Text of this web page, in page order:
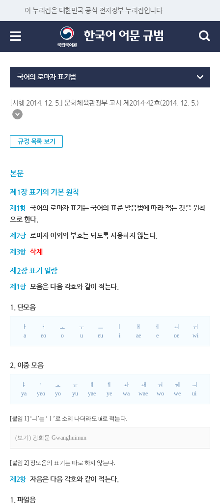
이 누리집은 대한민국 공식 전자정부 누리집입니다.
국어의 로마자 표기법
[시행 2014. 12. 5.] 문화체육관광부 고시 제2014-42호(2014. 12. 5.)
규정 목록 보기
본문
제1장 표기의 기본 원칙
제1항 국어의 로마자 표기는 국어의 표준 발음법에 따라 적는 것을 원칙
으로 한다.
제2항 로마자 이외의 부호는 되도록 사용하지 않는다.
제3항 삭제
제2장 표기 일람
제1항 모음은 다음 각호와 같이 적는다.
1. 단모음
ㅏ
a
ㅓ
eo
ㅗ
o
ㅜ
u
ㅡ
eu
i
ㅐ
ae
ㅔ
e
ㅚ
oe
ㅟ
wi
2. 이중 모음
ㅑ
ya
ㅕ
yeo
ㅛ
yo
ㅠ
yu
ㅒ
yae
ㅖ
ye
ㅘ
wa
ㅙ
wae
ㅝ
wo
ㅞ
we
ㅢ
ui
[붙임 1] ‘ㅢ’는 ‘ㅣ’로 소리 나더라도 ui로 적는다.
(보기) 광희문 Gwanghuimun
[붙임 2] 장모음의 표기는 따로 하지 않는다.
제2항 자음은 다음 각호와 같이 적는다.
1. 파열음